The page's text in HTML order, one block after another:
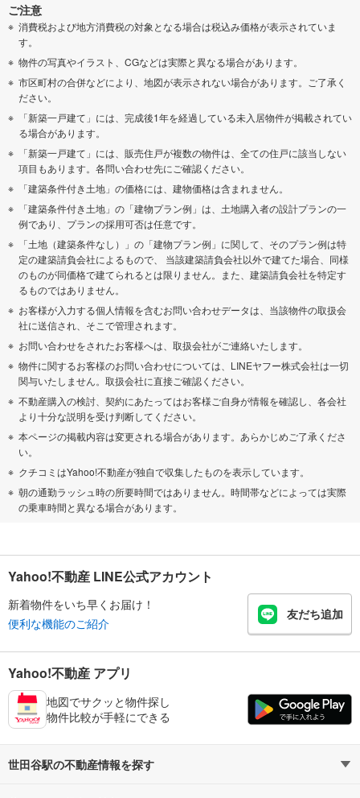
ご注意
消費税および地方消費税の対象となる場合は税込み価格が表示されていま
す。
物件の写真やイラスト、CGなどは実際と異なる場合があります。
市区町村の合併などにより、地図が表示されない場合があります。ご了承く
ださい。
「新築一戸建て」には、完成後1年を経過している未入居物件が掲載されてい
る場合があります。
「新築一戸建て」には、販売住戸が複数の物件は、全ての住戸に該当しない
項目もあります。各問い合わせ先にご確認ください。
「建築条件付き土地」の価格には、建物価格は含まれません。
「建築条件付き土地」の「建物プラン例」は、土地購入者の設計プランの一
例であり、プランの採用可否は任意です。
「土地（建築条件なし）」の「建物プラン例」に関して、そのプラン例は特
定の建築請負会社によるもので、 当該建築請負会社以外で建てた場合、同様
のものが同価格で建てられるとは限りません。また、建築請負会社を特定す
るものではありません。
お客様が入力する個人情報を含むお問い合わせデータは、当該物件の取扱会
社に送信され、そこで管理されます。
お問い合わせをされたお客様へは、取扱会社がご連絡いたします。
物件に関するお客様のお問い合わせについては、LINEヤフー株式会社は一切
関与いたしません。取扱会社に直接ご確認ください。
不動産購入の検討、契約にあたってはお客様ご自身が情報を確認し、各会社
より十分な説明を受け判断してください。
本ページの掲載内容は変更される場合があります。あらかじめご了承くださ
い。
クチコミはYahoo!不動産が独自で収集したものを表示しています。
朝の通勤ラッシュ時の所要時間ではありません。時間帯などによっては実際
の乗車時間と異なる場合があります。
Yahoo!不動産 LINE公式アカウント
新着物件をいち早くお届け！
便利な機能のご紹介
友だち追加
Yahoo!不動産 アプリ
地図でサクッと物件探し
物件比較が手軽にできる
世田谷駅の不動産情報を探す